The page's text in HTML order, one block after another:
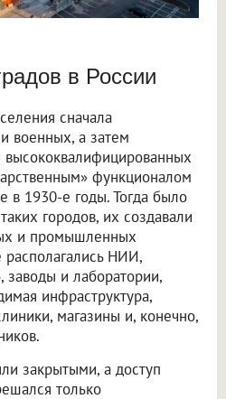
в России
сначала
военных, а затем
функционалом
в 1930-е годы. Тогда было
городов, их создавали
и промышленных
располагались НИИ,
заводы и лаборатории,
инфраструктура,
магазины и, конечно,
закрытыми, а доступ
только